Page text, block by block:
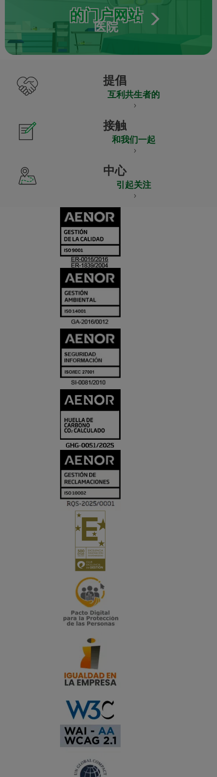
的门户网站
医院
提倡
互利共生者的
接触
和我们一起
中心
引起关注